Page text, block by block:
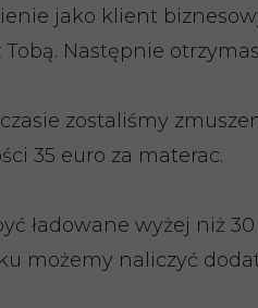
jako klient
Następnie
zostaliśmy
35 euro za materac.
ładowane wyżej niż
możemy naliczyć